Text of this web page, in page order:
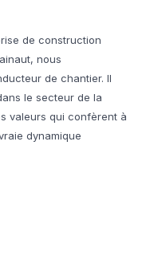
de construction
nous
de chantier. Il
le secteur de la
valeurs qui confèrent à
dynamique